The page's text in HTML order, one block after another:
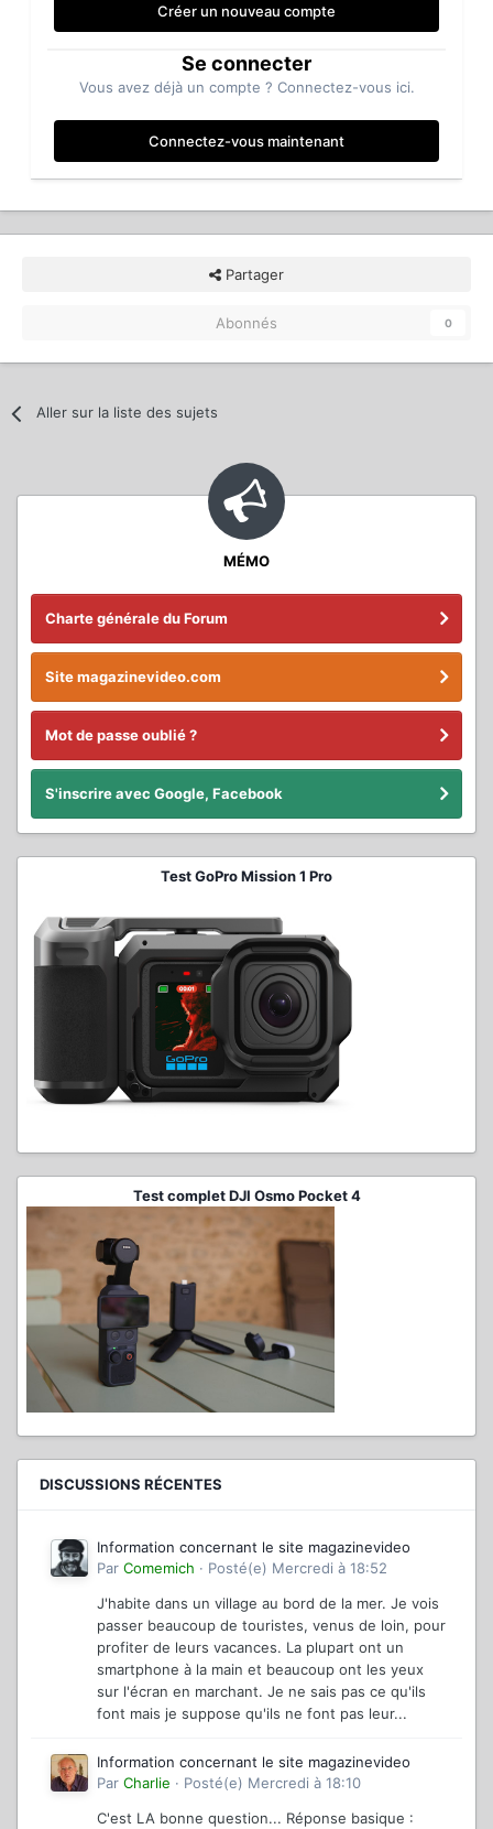
Créer un nouveau compte
Se connecter
Vous avez déjà un compte ? Connectez-vous ici.
Connectez-vous maintenant
Partager
Abonnés 0
Aller sur la liste des sujets
MÉMO
Charte générale du Forum
Site magazinevideo.com
Mot de passe oublié ?
S'inscrire avec Google, Facebook
Test GoPro Mission 1 Pro
Test complet DJI Osmo Pocket 4
DISCUSSIONS RÉCENTES
Information concernant le site magazinevideo
Par Comemich · Posté(e) Mercredi à 18:52
J'habite dans un village au bord de la mer. Je vois
passer beaucoup de touristes, venus de loin, pour
profiter de leurs vacances. La plupart ont un
smartphone à la main et beaucoup ont les yeux
sur l'écran en marchant. Je ne sais pas ce qu'ils
font mais je suppose qu'ils ne font pas leur...
Information concernant le site magazinevideo
Par Charlie · Posté(e) Mercredi à 18:10
C'est LA bonne question... Réponse basique :